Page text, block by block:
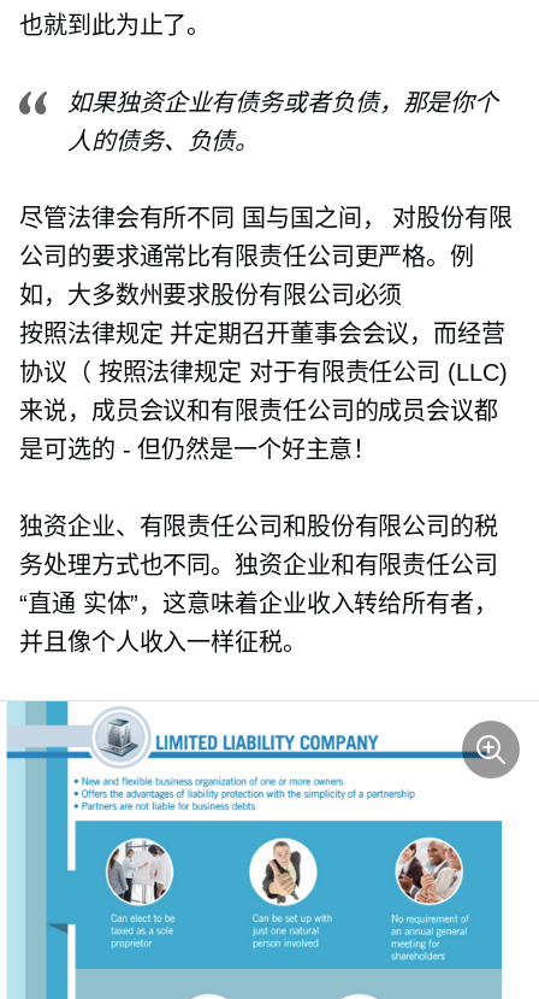
也就到此为止了。
如果独资企业有债务或者负债，那是你个
人的债务、负债。
尽管法律会有所不同 国与国之间，
对股份有限
公司的要求通常比有限责任公司更严格。例
如，大多数州要求股份有限公司必须
按照法律规定 并定期召开董事会会议，而经营
协议（ 按照法律规定 对于有限责任公司 (LLC)
来说，成员会议和有限责任公司的成员会议都
是可选的 - 但仍然是一个好主意！
独资企业、有限责任公司和股份有限公司的税
务处理方式也不同。独资企业和有限责任公司
“直通 实体”，这意味着企业收入转给所有者，
并且像个人收入一样征税。